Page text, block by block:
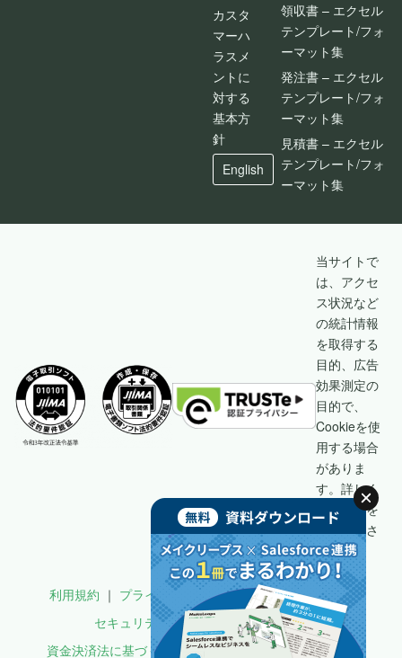
カスタ
マーハ
ラスメ
ントに
対する
基本方
針
English
領収書 – エクセル
テンプレート/フォ
ーマット集
発注書 – エクセル
テンプレート/フォ
ーマット集
見積書 – エクセル
テンプレート/フォ
ーマット集
当サイトで
は、アクセ
ス状況など
の統計情報
を取得する
目的、広告
効果測定の
目的で、
Cookieを使
用する場合
がありま
す。詳しく
こちらを
ご覧くださ
い。
利用規約 プライバシーポリシー
セキュリティ
セキュリティのベストプラクティス
資金決済法に基づく表示
郵送代行サービス利用規約